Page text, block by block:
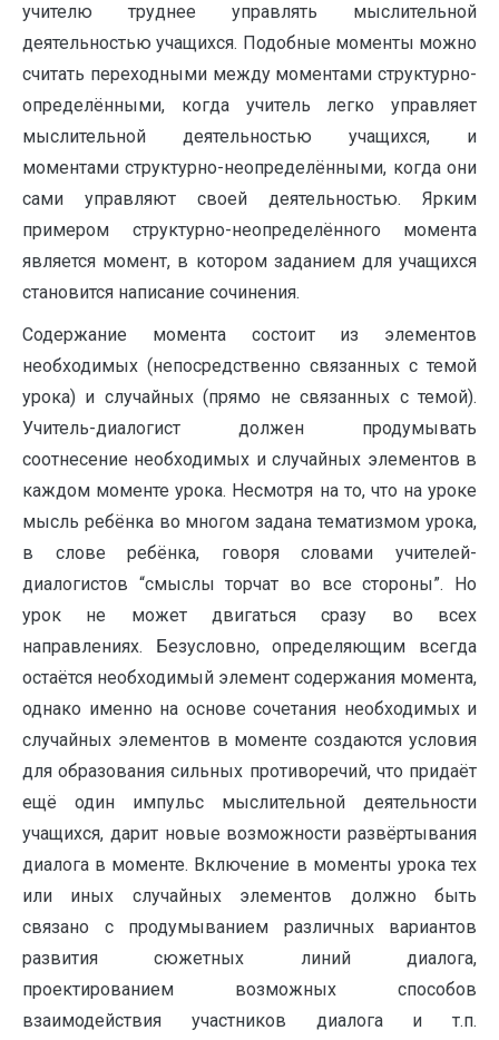
учителю труднее управлять мыслительной
деятельностью учащихся. Подобные моменты можно
считать переходными между моментами структурно-
определёнными, когда учитель легко управляет
мыслительной деятельностью учащихся, и
моментами структурно-неопределёнными, когда они
сами управляют своей деятельностью. Ярким
примером структурно-неопределённого момента
является момент, в котором заданием для учащихся
становится написание сочинения.
Содержание момента состоит из элементов
необходимых (непосредственно связанных с темой
урока) и случайных (прямо не связанных с темой).
Учитель-диалогист должен продумывать
соотнесение необходимых и случайных элементов в
каждом моменте урока. Несмотря на то, что на уроке
мысль ребёнка во многом задана тематизмом урока,
в слове ребёнка, говоря словами учителей-
диалогистов “смыслы торчат во все стороны”. Но
урок не может двигаться сразу во всех
направлениях. Безусловно, определяющим всегда
остаётся необходимый элемент содержания момента,
однако именно на основе сочетания необходимых и
случайных элементов в моменте создаются условия
для образования сильных противоречий, что придаёт
ещё один импульс мыслительной деятельности
учащихся, дарит новые возможности развёртывания
диалога в моменте. Включение в моменты урока тех
или иных случайных элементов должно быть
связано с продумыванием различных вариантов
развития сюжетных линий диалога,
проектированием возможных способов
взаимодействия участников диалога и т.п.